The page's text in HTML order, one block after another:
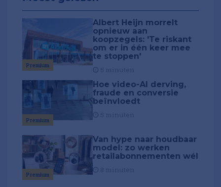
Premium
Albert Heijn morrelt
opnieuw aan
koopzegels: 'Te riskant
om er in één keer mee
te stoppen'
Premium
Hoe video-AI derving,
fraude en conversie
beïnvloedt
Premium
Van hype naar houdbaar
model: zo werken
retailabonnementen wél